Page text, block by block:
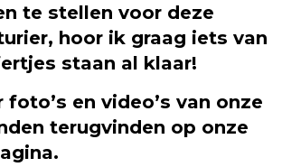
te stellen voor deze
hoor ik graag iets van
staan al klaar!
foto’s en video’s van onze
terugvinden op onze